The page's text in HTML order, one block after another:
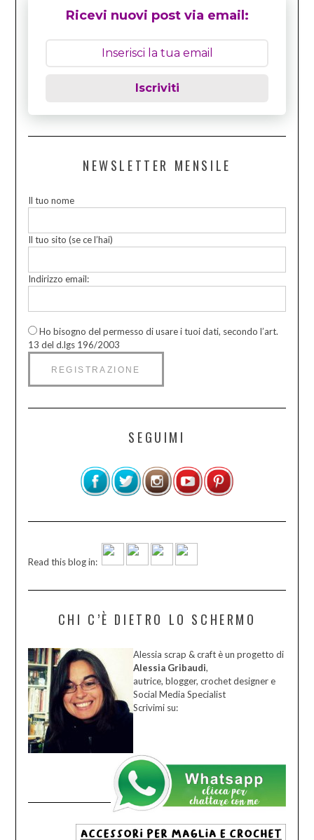
Ricevi nuovi post via email:
Iscriviti
NEWSLETTER MENSILE
Il tuo nome
Il tuo sito (se ce l’hai)
Indirizzo email:
Ho bisogno del permesso di usare i tuoi dati, secondo l’art.
13 del d.lgs 196/2003
SEGUIMI
Read this blog in:
CHI C’È DIETRO LO SCHERMO
Alessia scrap & craft è un progetto di
Alessia Gribaudi,
autrice, blogger, crochet designer e
Social Media Specialist
Scrivimi su: